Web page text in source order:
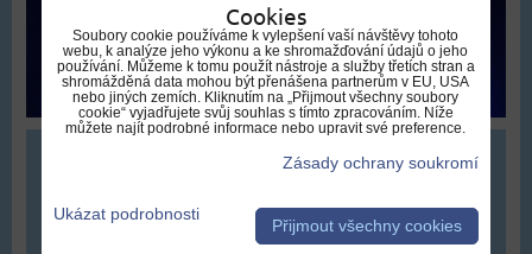
Cookies
Soubory cookie používáme k vylepšení vaší návštěvy tohoto
webu, k analýze jeho výkonu a ke shromažďování údajů o jeho
používání. Můžeme k tomu použít nástroje a služby třetích stran a
shromážděná data mohou být přenášena partnerům v EU, USA
nebo jiných zemích. Kliknutím na „Přijmout všechny soubory
cookie“ vyjadřujete svůj souhlas s tímto zpracováním. Níže
můžete najít podrobné informace nebo upravit své preference.
Zásady ochrany soukromí
Ukázat podrobnosti
Přijmout všechny cookies